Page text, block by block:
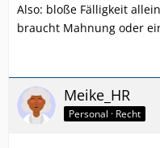
Also: bloße Fälligkeit
braucht Mahnung oder
Meike_HR
Personal · Recht